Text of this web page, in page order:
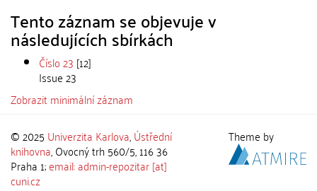
Tento záznam se objevuje v
následujících sbírkách
Číslo 23 [12]
Issue 23
Zobrazit minimální záznam
© 2025 Univerzita Karlova,Ústřední
knihovna, Ovocný trh 560/5, 116 36
Praha 1;email: admin-repozitar [at]
cuni.cz
Theme by